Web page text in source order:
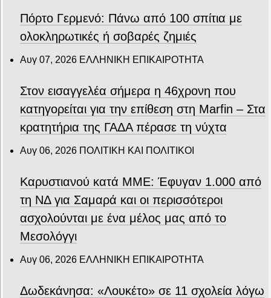
Πόρτο Γερμενό: Πάνω από 100 σπίτια με
ολοκληρωτικές ή σοβαρές ζημιές
Αυγ 07, 2026 ΕΛΛΗΝΙΚΗ ΕΠΙΚΑΙΡΟΤΗΤΑ
Στον εισαγγελέα σήμερα η 46χρονη που
κατηγορείται για την επίθεση στη Marfin – Στα
κρατητήρια της ΓΑΔΑ πέρασε τη νύχτα
Αυγ 06, 2026 ΠΟΛΙΤΙΚΗ ΚΑΙ ΠΟΛΙΤΙΚΟΙ
Καρυστιανού κατά ΜΜΕ: Έφυγαν 1.000 από
τη ΝΔ για Σαμαρά και οι περισσότεροι
ασχολούνται με ένα μέλος μας από το
Μεσολόγγι
Αυγ 06, 2026 ΕΛΛΗΝΙΚΗ ΕΠΙΚΑΙΡΟΤΗΤΑ
Δωδεκάνησα: «Λουκέτο» σε 11 σχολεία λόγω